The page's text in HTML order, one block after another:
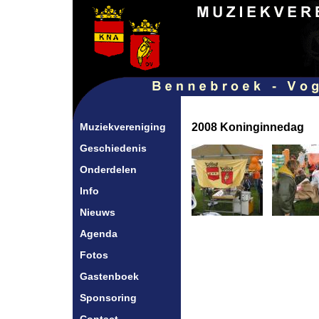
Muziekvereniging
Geschiedenis
Onderdelen
Info
Nieuws
Agenda
Fotos
Gastenboek
Sponsoring
2008 Koninginnedag